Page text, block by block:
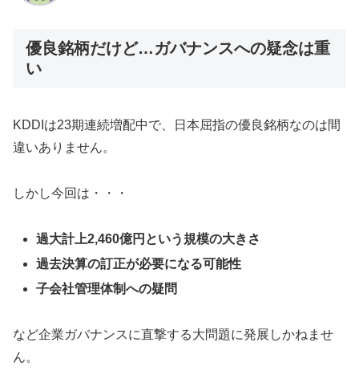
優良銘柄だけど…ガバナンスへの疑念は重
い
KDDIは23期連続増配中で、日本屈指の優良銘柄なのは間
違いありません。
しかし今回は・・・
過大計上2,460億円という規模の大きさ
過去決算の訂正が必要になる可能性
子会社管理体制への疑問
など企業ガバナンスに直撃する大問題に発展しかねませ
ん。